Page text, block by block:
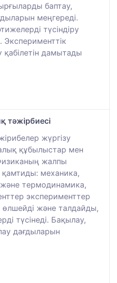
баптау,
меңгереді.
түсіндіру
Эксперименттік
қабілетін дамытады
тәжірбиесі
жүргізу
құбылыстар мен
жалпы
қамтиды: механика,
термодинамика,
эксперименттер
өлшейді және талдайды,
түсінеді. Бақылау,
дағдыларын